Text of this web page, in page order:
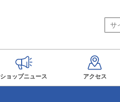
ショップニュース アクセス